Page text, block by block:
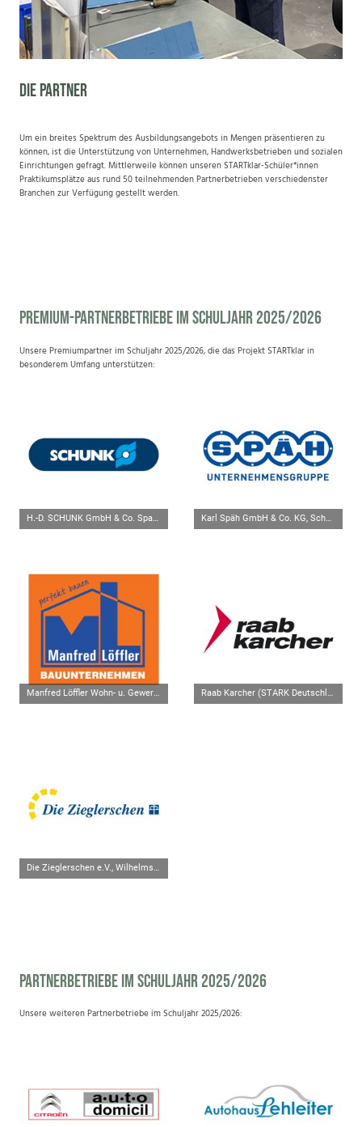
Die Partner
Um ein breites Spektrum des Ausbildungsangebots in Mengen präsentieren zu
können, ist die Unterstützung von Unternehmen, Handwerksbetrieben und sozialen
Einrichtungen gefragt. Mittlerweile können unseren STARTklar-Schüler*innen
Praktikumsplätze aus rund 50 teilnehmenden Partnerbetrieben verschiedenster
Branchen zur Verfügung gestellt werden.
Premium-Partnerbetriebe im Schuljahr 2025/2026
Unsere Premiumpartner im Schuljahr 2025/2026, die das Projekt STARTklar in
besonderem Umfang unterstützen:
H.-D. SCHUNK GmbH & Co. Spanntechnik KG, Mengen Karl Späh GmbH & Co. KG, Scheer
Manfred Löffler Wohn- u. Gewerbebau Bauunternehmen GmbH, Hohentengen Raab Karcher (STARK Deutschland GmbH), Mengen
Die Zieglerschen e.V., Wilhelmsdorf
Partnerbetriebe im Schuljahr 2025/2026
Unsere weiteren Partnerbetriebe im Schuljahr 2025/2026: